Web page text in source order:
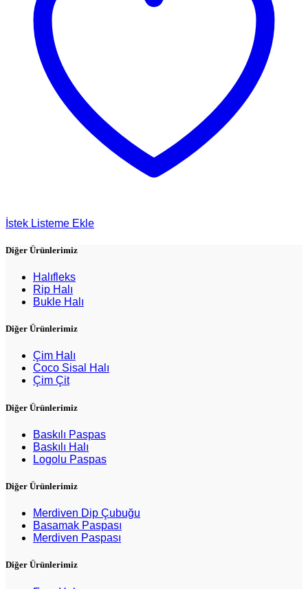
İstek Listeme Ekle
Diğer Ürünlerimiz
Halıfleks
Rip Halı
Bukle Halı
Diğer Ürünlerimiz
Çim Halı
Coco Sisal Halı
Çim Çit
Diğer Ürünlerimiz
Baskılı Paspas
Baskılı Halı
Logolu Paspas
Diğer Ürünlerimiz
Merdiven Dip Çubuğu
Basamak Paspası
Merdiven Paspası
Diğer Ürünlerimiz